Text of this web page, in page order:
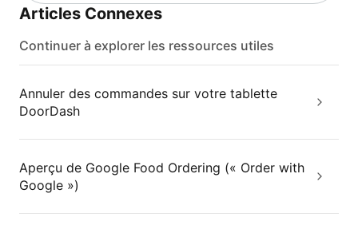
Articles Connexes
Continuer à explorer les ressources utiles
Annuler des commandes sur votre tablette
DoorDash
Aperçu de Google Food Ordering (« Order with
Google »)